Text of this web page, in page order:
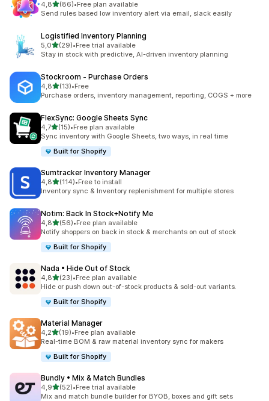
4,85 yıldız üzerinden
(86)
toplam 86 değerlendirme
•Free plan available
Send rules based low inventory alert via email, slack easily
Logistified Inventory Planning
5,05 yıldız üzerinden
(29)
toplam 29 değerlendirme
•Free trial available
Stay in stock with predictive, AI-driven inventory planning
Stockroom ‑ Purchase Orders
4,85 yıldız üzerinden
(13)
toplam 13 değerlendirme
•Free
Purchase orders, inventory management, reporting, COGS + more
FlexSync: Google Sheets Sync
4,75 yıldız üzerinden
(15)
toplam 15 değerlendirme
•Free plan available
Sync inventory with Google Sheets, two ways, in real time
Built for Shopify
Sumtracker Inventory Manager
4,85 yıldız üzerinden
(114)
toplam 114 değerlendirme
•Free to install
Inventory sync & Inventory replenishment for multiple stores
Notim: Back In Stock+Notify Me
4,85 yıldız üzerinden
(56)
toplam 56 değerlendirme
•Free plan available
Notify shoppers on back in stock & merchants on out of stock
Built for Shopify
Nada • Hide Out of Stock
4,85 yıldız üzerinden
(23)
toplam 23 değerlendirme
•Free plan available
Hide or push down out-of-stock products & sold-out variants.
Built for Shopify
Material Manager
4,25 yıldız üzerinden
(19)
toplam 19 değerlendirme
•Free plan available
Real-time BOM & raw material inventory sync for makers
Built for Shopify
Bundly • Mix & Match Bundles
4,95 yıldız üzerinden
(52)
toplam 52 değerlendirme
•Free trial available
Mix and match bundle builder for BYOB, boxes and gift sets